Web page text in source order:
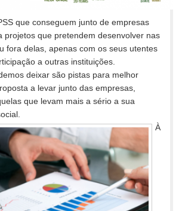
que conseguem junto de empresas
projetos que pretendem desenvolver nas
fora delas, apenas com os seus utentes
a outras instituições.
deixar são pistas para melhor
a levar junto das empresas,
que levam mais a sério a sua
À